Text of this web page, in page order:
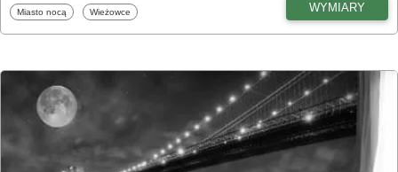
Fototapety
Miasto nocą Fototapety
Wieżowce WYMIARY